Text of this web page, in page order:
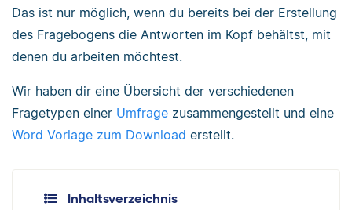
Das ist nur möglich, wenn du bereits bei der Erstellung
des Fragebogens die Antworten im Kopf behältst, mit
denen du arbeiten möchtest.
Wir haben dir eine Übersicht der verschiedenen
Fragetypen einer Umfrage zusammengestellt und eine
Word Vorlage zum Download erstellt.
Inhaltsverzeichnis